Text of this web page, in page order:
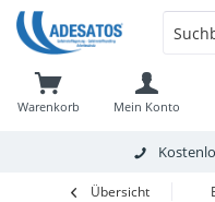
Warenkorb Mein Konto
Übersicht